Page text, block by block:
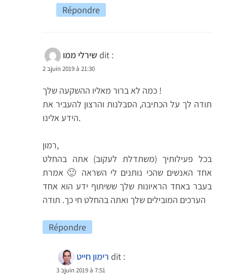
Répondre
שירלי ממו dit :
2 בjuin 2019 à 21:30
כמה לא ברור מאליו ההשקעה שלך !
תודה לך על הכתיבה, הסבלנות והרצון להעביר את
הידע אלינו.
רמון,
בכל פעילותיך (משתדלת לעקוב) אתה בהחלט
אחד האנשים שהכי נותנים לי השראה 🙂 אמרת
בעבר באחד הראיונות שלך ששיתוף ידע הוא אחד
הערכים המובילים שלך ואתה בהחלט חי כך. תודה
Répondre
רימון חייט dit :
3 בjuin 2019 à 7:51